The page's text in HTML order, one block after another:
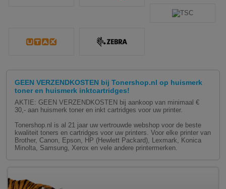
GEEN VERZENDKOSTEN bij Tonershop.nl op huismerk
toner en huismerk inktcartridges!
AKTIE: GEEN VERZENDKOSTEN bij aankoop van minimaal €
30,- aan huismerk toner en inkt cartridges voor uw printer.
Tonershop.nl is al 21 jaar uw vertrouwde webshop voor de beste
kwaliteit toners en cartridges voor uw printers. Voor elke printer van
Brother, Canon, Epson, HP (Hewlett Packard), Lexmark, Konica
Minolta, Samsung, Xerox en vele andere printermerken.